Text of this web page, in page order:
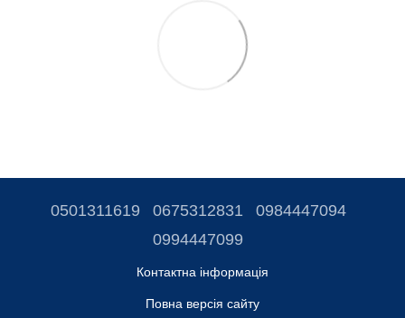
0501311619 0675312831
0984447094
0994447099
Контактна інформація
Повна версія сайту